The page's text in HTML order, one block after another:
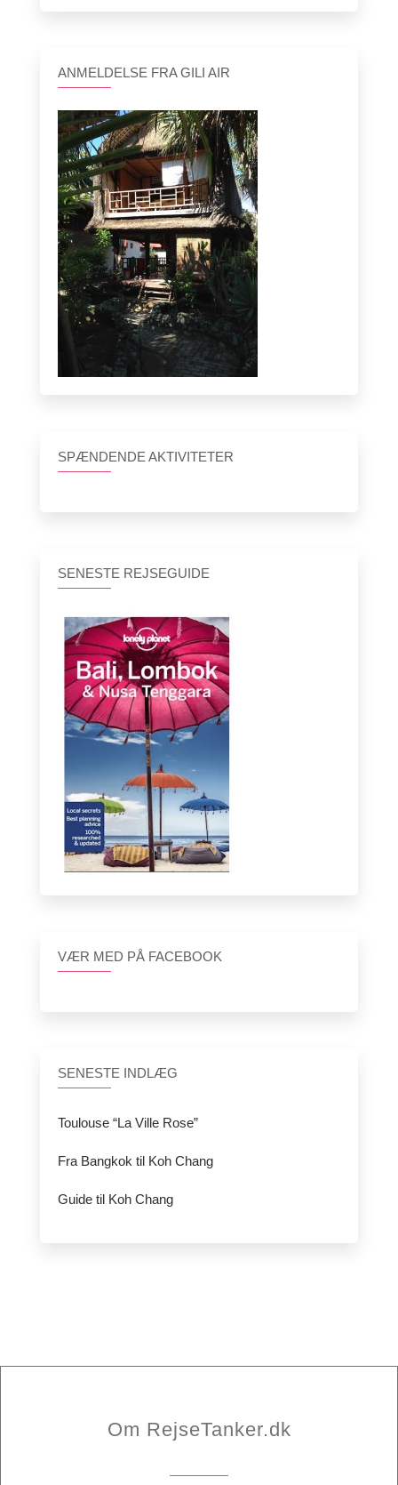
ANMELDELSE FRA GILI AIR
SPÆNDENDE AKTIVITETER
SENESTE REJSEGUIDE
VÆR MED PÅ FACEBOOK
SENESTE INDLÆG
Toulouse “La Ville Rose”
Fra Bangkok til Koh Chang
Guide til Koh Chang
Om RejseTanker.dk